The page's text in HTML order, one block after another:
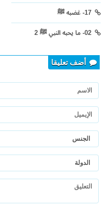
أضف تعليقا